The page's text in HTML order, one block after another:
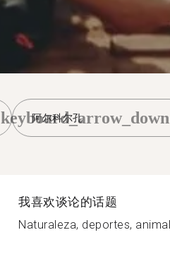
阿尔科尔孔
keyboard_arrow_down
我喜欢谈论的话题
Naturaleza, deportes,